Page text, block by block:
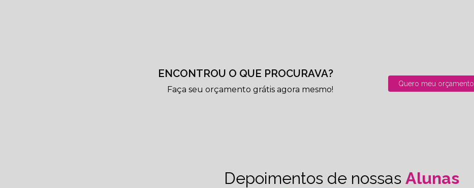
ENCONTROU O QUE PROCURAVA?
Faça seu orçamento grátis agora mesmo!
Quero meu orçamento
Depoimentos de nossas Alunas